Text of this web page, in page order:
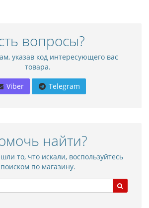
вопросы?
указав код интересующего вас
товара.
Viber Telegram
найти?
то, что искали, воспользуйтесь
поиском по магазину.